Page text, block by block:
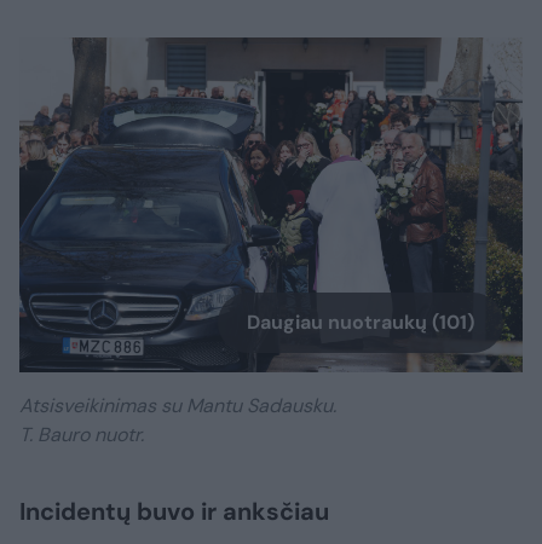
Daugiau nuotraukų (101)
Atsisveikinimas su Mantu Sadausku.
T. Bauro nuotr.
Incidentų buvo ir anksčiau